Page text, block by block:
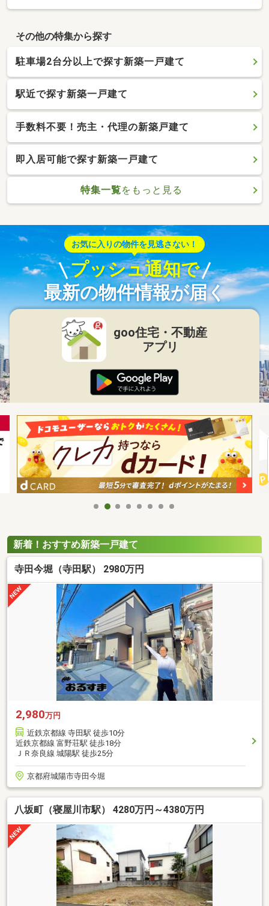
その他の特集から探す
駐車場2台分以上で探す新築一戸建て
駅近で探す新築一戸建て
手数料不要！売主・代理の新築戸建て
即入居可能で探す新築一戸建て
特集一覧をもっと見る
お気に入りの物件を見逃さない！
プッシュ通知で
最新の物件情報が届く
goo住宅・不動産
アプリ
新着！おすすめ新築一戸建て
寺田今堀（寺田駅） 2980万円
2,980万円
近鉄京都線 寺田駅 徒歩10分
近鉄京都線 富野荘駅 徒歩18分
ＪＲ奈良線 城陽駅 徒歩25分
京都府城陽市寺田今堀
八坂町（寝屋川市駅） 4280万円～4380万円